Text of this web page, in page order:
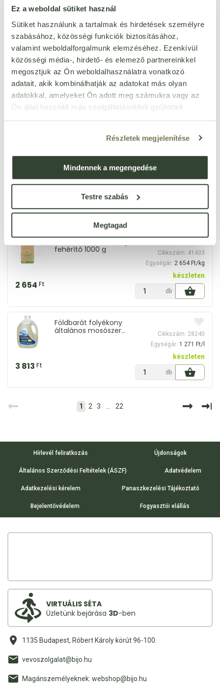
Ez a weboldal sütiket használ
Sütiket használunk a tartalmak és hirdetések személyre
szabásához, közösségi funkciók biztosításához,
valamint weboldalforgalmunk elemzéséhez. Ezenkívül
közösségi média-, hirdető- és elemező partnereinkkel
megosztjuk az Ön weboldalhasználatra vonatkozó
adatait, akik kombinálhatják az adatokat más olyan
adatokkal, amelyeket Ön adott meg számukra vagy az
Ön által használt más szolgáltatásokból gyűjtöttek.
Részletek megjelenítése
Mindennek a megengedése
Testre szabás
Megtagad
500 g
679Ft
db
Mosó Mami aktív oxigénes
fehérítő 500 g
3 284 Ft/kg
1 642Ft
szappan 140 g
db
Mosó Mami aktív oxigénes
fehérítő 1000 g
Cikkszám: 41433
Egységár: 2 654 Ft/kg
2 654 Ft
készleten
db
Földbarát folyékony
általános mosószer
Cikkszám: 28240
Egységár: 1 271 Ft/l
3 813 Ft
készleten
db
1 2 3 22
Hírlevél feliratkozás Újdonságok
Általános Szerződési Feltételek (ÁSZF) Adatvédelem
Adatkezelési kérelem Panaszkezelési Tájékoztató
Bejelentővédelem Fogyasztói elállás
VIRTUÁLIS SÉTA
Üzletünk bejárása 3D-ben
1135 Budapest, Róbert Károly körút 96-100.
vevoszolgalat@bijo.hu
Magánszemélyeknek: webshop@bijo.hu